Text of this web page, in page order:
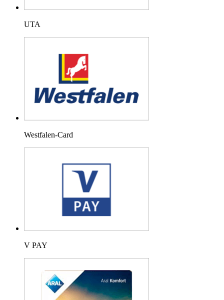
UTA
Westfalen-Card
V PAY